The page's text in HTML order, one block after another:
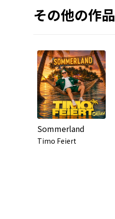
その他の作品
Sommerland
Timo Feiert